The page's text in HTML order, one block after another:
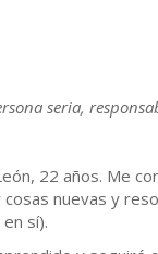
seria,
22 años. Me
nuevas y
sí).